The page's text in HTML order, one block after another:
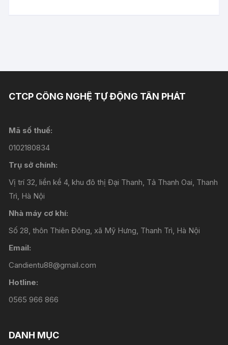
CTCP CÔNG NGHỆ TỰ ĐỘNG TÂN PHÁT
Mã số thuế:
0102180834
Trụ sở chính:
Vị trí 32, liền kề 4, khu đô thị Đại Thanh, Tả Thanh Oai, Thanh
Trì, Hà Nội
Nhà máy cơ khí:
Số 28, thôn Thiên Đông, xã Mỹ Hưng, Thanh Trì, Hà Nội
Email:
Candientu88@gmail.com
Hotline:
0565 966 866
DANH MỤC